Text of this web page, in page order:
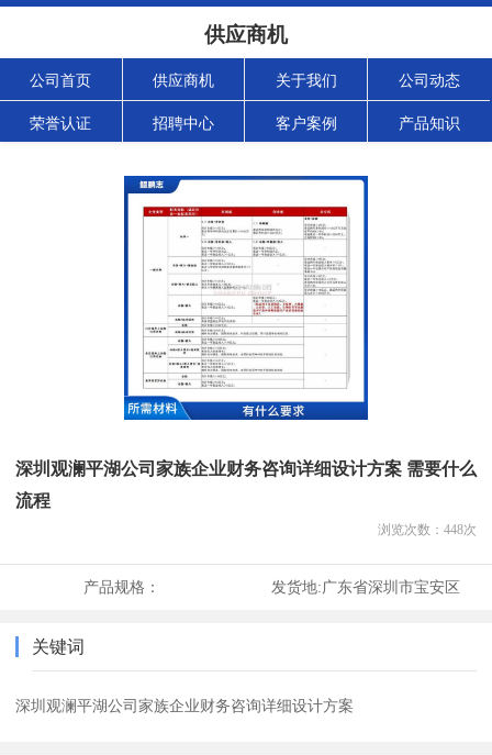
供应商机
公司首页 供应商机 关于我们 公司动态
荣誉认证 招聘中心 客户案例 产品知识
深圳观澜平湖公司家族企业财务咨询详细设计方案 需要什么
流程
浏览次数： 448次
产品规格： 发货地:广东省深圳市宝安区
关键词
深圳观澜平湖公司家族企业财务咨询详细设计方案